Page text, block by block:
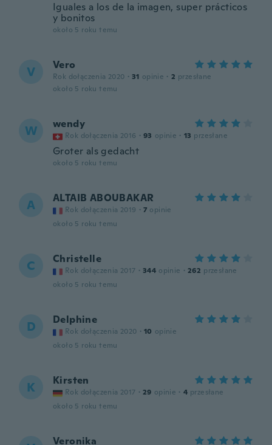
Iguales a los de la imagen, super prácticos
y bonitos
około 5 roku temu
V Vero
Rok dołączenia 2020 · 31 opinie · 2 przesłane
około 5 roku temu
W wendy
Rok dołączenia 2016 · 93 opinie · 13 przesłane
Groter als gedacht
około 5 roku temu
A ALTAIB ABOUBAKAR
Rok dołączenia 2019 · 7 opinie
około 5 roku temu
C Christelle
Rok dołączenia 2017 · 344 opinie · 262 przesłane
około 5 roku temu
D Delphine
Rok dołączenia 2020 · 10 opinie
około 5 roku temu
K Kirsten
Rok dołączenia 2017 · 29 opinie · 4 przesłane
około 5 roku temu
Veronika